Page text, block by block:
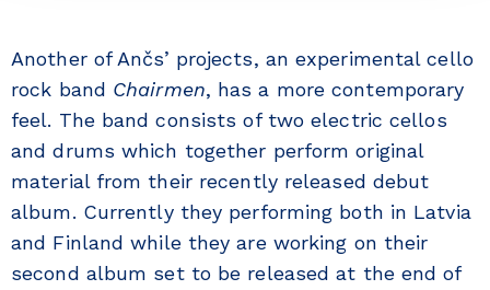
Another of Ančs’ projects, an experimental cello
rock band Chairmen, has a more contemporary
feel. The band consists of two electric cellos
and drums which together perform original
material from their recently released debut
album. Currently they performing both in Latvia
and Finland while they are working on their
second album set to be released at the end of